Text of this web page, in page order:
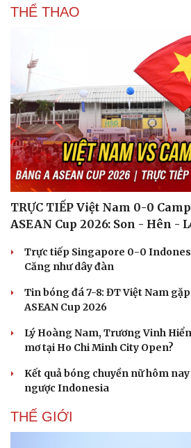
THỂ THAO
TRỰC TIẾP Việt Nam 0-0
ASEAN Cup 2026: Son - Hên -
Trực tiếp Singapore 0-0
Căng như dây đàn
Tin bóng đá 7-8: ĐT Việt Nam
ASEAN Cup 2026
Lý Hoàng Nam, Trương Vinh
mơ tại Ho Chi Minh City Open?
Kết quả bóng chuyền nữ hôm
ngược Indonesia
THẾ GIỚI